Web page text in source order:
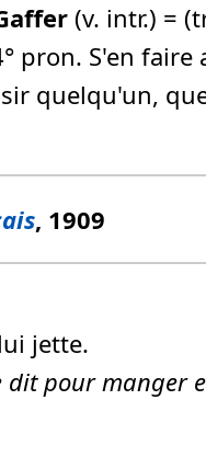
(v. intr.) =
pron. S'en
quelqu'un,
, 1909
jette.
dit pourmanger